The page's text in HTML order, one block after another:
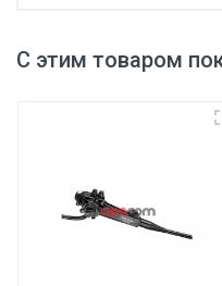
С этим товаром